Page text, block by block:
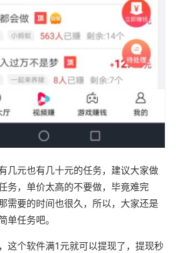
几元也有几十元的任务，建议大家做
务，单价太高的不要做，毕竟难完
需要的时间也很久，所以，大家还是
单任务吧。
这个软件满1元就可以提现了，提现秒